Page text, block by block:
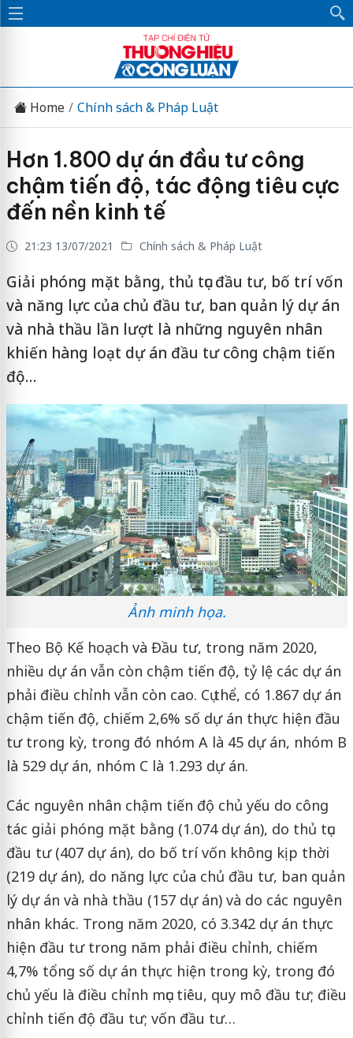
Home Chính sách & Pháp Luật
Hơn 1.800 dự án đầu tư công
chậm tiến độ, tác động tiêu cực
đến nền kinh tế
21:23 13/07/2021 Chính sách & Pháp Luật
Giải phóng mặt bằng, thủ tục đầu tư, bố trí vốn
và năng lực của chủ đầu tư, ban quản lý dự án
và nhà thầu lần lượt là những nguyên nhân
khiến hàng loạt dự án đầu tư công chậm tiến
độ…
Ảnh minh họa.
Theo Bộ Kế hoạch và Đầu tư, trong năm 2020,
nhiều dự án vẫn còn chậm tiến độ, tỷ lệ các dự án
phải điều chỉnh vẫn còn cao. Cụ thể, có 1.867 dự án
chậm tiến độ, chiếm 2,6% số dự án thực hiện đầu
tư trong kỳ, trong đó nhóm A là 45 dự án, nhóm B
là 529 dự án, nhóm C là 1.293 dự án.
Các nguyên nhân chậm tiến độ chủ yếu do công
tác giải phóng mặt bằng (1.074 dự án), do thủ tục
đầu tư (407 dự án), do bố trí vốn không kịp thời
(219 dự án), do năng lực của chủ đầu tư, ban quản
lý dự án và nhà thầu (157 dự án) và do các nguyên
nhân khác. Trong năm 2020, có 3.342 dự án thực
hiện đầu tư trong năm phải điều chỉnh, chiếm
4,7% tổng số dự án thực hiện trong kỳ, trong đó
chủ yếu là điều chỉnh mục tiêu, quy mô đầu tư; điều
chỉnh tiến độ đầu tư; vốn đầu tư…